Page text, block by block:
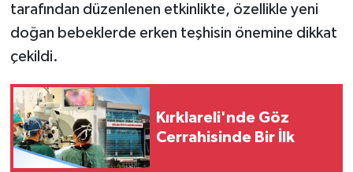
tarafından düzenlenen etkinlikte, özellikle yeni
doğan bebeklerde erken teşhisin önemine dikkat
çekildi.
Kırklareli'nde Göz
Cerrahisinde Bir İlk